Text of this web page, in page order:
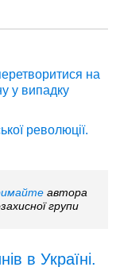
на
у випадку
революції.
автора
групи
в Україні.